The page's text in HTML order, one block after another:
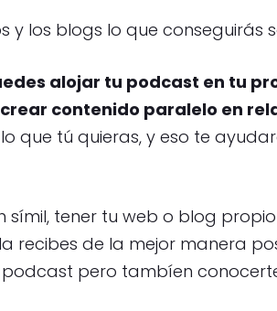
y los blogs lo que conseguirás
alojar tu podcast en tu
contenido paralelo en
que tú quieras, y eso te
símil, tener tu web o blog
recibes de la mejor manera
pero tambíen